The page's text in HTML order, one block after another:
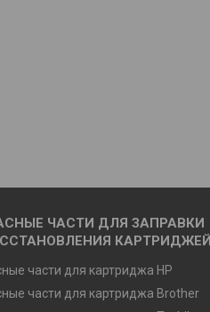
ЧАСТИ ДЛЯ ЗАПРАВКИ
КАРТРИДЖЕЙ
части для картриджа HP
части для картриджа Brother